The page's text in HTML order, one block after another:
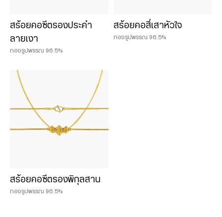
สร้อยคอซีตรองประคำ
ลายเงา
ทองรูปพรรณ 96.5%
สร้อยคอสี่เสาหัวใจ
ทองรูปพรรณ 96.5%
สร้อยคอซีตรองพิกุลสาน
ทองรูปพรรณ 96.5%